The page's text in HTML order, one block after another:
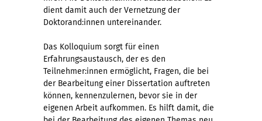
dient damit auch der Vernetzung der
Doktorand:innen untereinander.
Das Kolloquium sorgt für einen
Erfahrungsaustausch, der es den
Teilnehmer:innen ermöglicht, Fragen, die bei
der Bearbeitung einer Dissertation auftreten
können, kennenzulernen, bevor sie in der
eigenen Arbeit aufkommen. Es hilft damit, die